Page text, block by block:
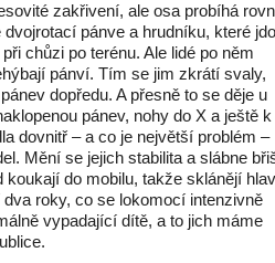
zakřivení, ale osa probíhá
pánve a hrudníku, které
chůzi po terénu. Ale lidé po něm
pánví. Tím se jim zkrátí svaly,
dopředu. A přesně to se děje u
pánev, nohy do X a ještě k
dovnitř – a co je největší problém –
Mění se jejich stabilita a slábne
do mobilu, takže sklánějí
roky, co se lokomocí intenzivně
vypadající dítě, a to jich máme